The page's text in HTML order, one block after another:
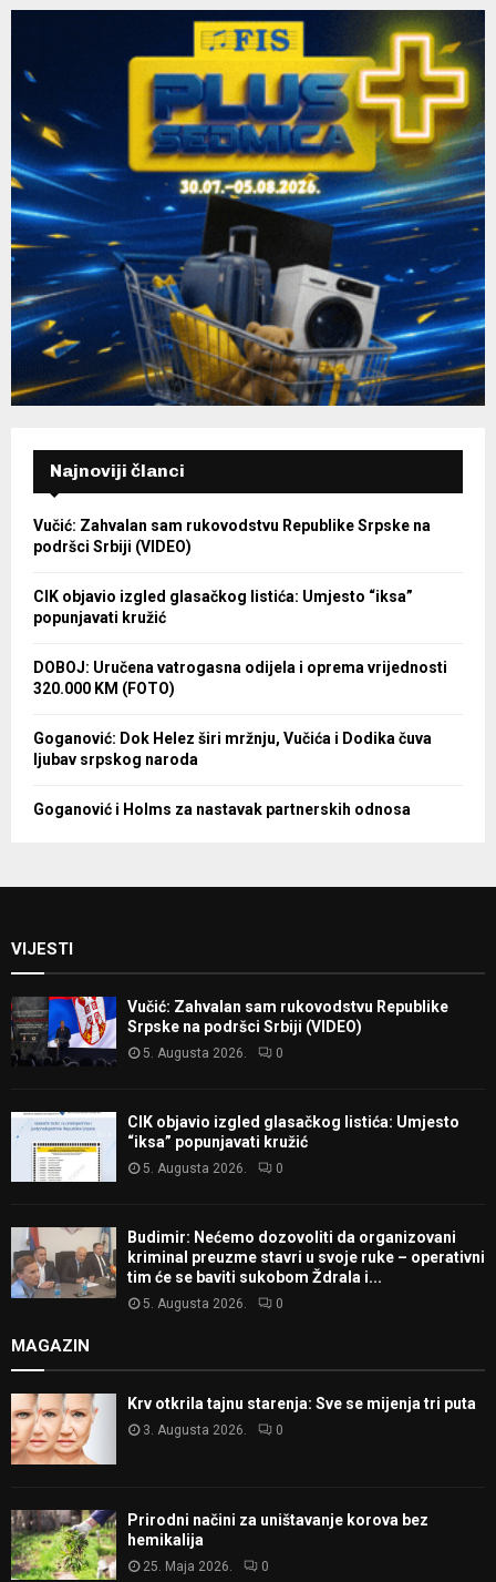
H
Najnoviji članci
Vučić: Zahvalan sam rukovodstvu Republike Srpske na
podršci Srbiji (VIDEO)
CIK objavio izgled glasačkog listića: Umjesto “iksa”
popunjavati kružić
DOBOJ: Uručena vatrogasna odijela i oprema vrijednosti
320.000 KM (FOTO)
Goganović: Dok Helez širi mržnju, Vučića i Dodika čuva
ljubav srpskog naroda
Goganović i Holms za nastavak partnerskih odnosa
VIJESTI
Vučić: Zahvalan sam rukovodstvu Republike
Srpske na podršci Srbiji (VIDEO)
5. Augusta 2026. 0
CIK objavio izgled glasačkog listića: Umjesto
“iksa” popunjavati kružić
5. Augusta 2026. 0
Budimir: Nećemo dozovoliti da organizovani
kriminal preuzme stavri u svoje ruke – operativni
tim će se baviti sukobom Ždrala i...
5. Augusta 2026. 0
MAGAZIN
Krv otkrila tajnu starenja: Sve se mijenja tri puta
3. Augusta 2026. 0
Prirodni načini za uništavanje korova bez
hemikalija
25. Maja 2026. 0